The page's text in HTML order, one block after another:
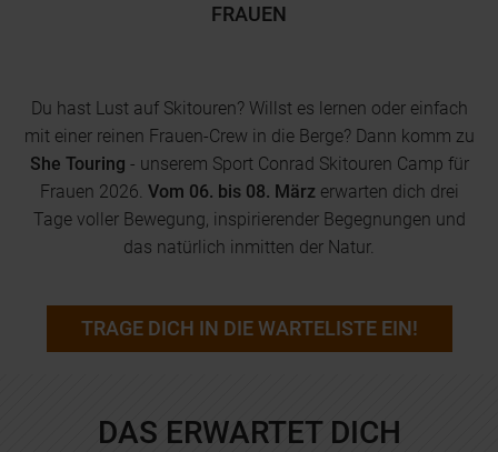
FRAUEN
Du hast Lust auf Skitouren? Willst es lernen oder einfach
mit einer reinen Frauen-Crew in die Berge? Dann komm zu
She Touring - unserem Sport Conrad Skitouren Camp für
Frauen 2026. Vom 06. bis 08. Märzerwarten dich drei
Tage voller Bewegung, inspirierender Begegnungen und
das natürlich inmitten der Natur.
TRAGE DICH IN DIE WARTELISTE EIN!
DAS ERWARTET DICH